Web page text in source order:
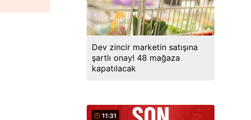
Dev zincir marketin satışına
şartlı onay! 48 mağaza
kapatılacak
11:31